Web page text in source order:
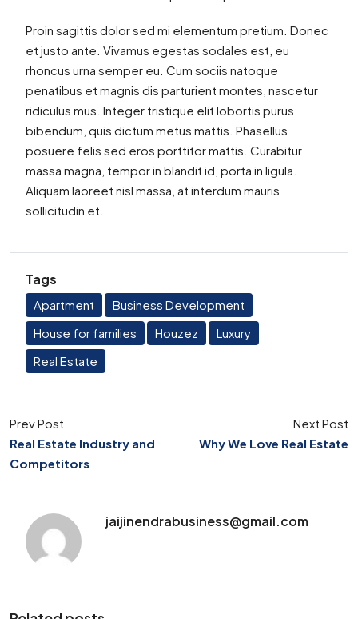
Proin sagittis dolor sed mi elementum pretium. Donec
et justo ante. Vivamus egestas sodales est, eu
rhoncus urna semper eu. Cum sociis natoque
penatibus et magnis dis parturient montes, nascetur
ridiculus mus. Integer tristique elit lobortis purus
bibendum, quis dictum metus mattis. Phasellus
posuere felis sed eros porttitor mattis. Curabitur
massa magna, tempor in blandit id, porta in ligula.
Aliquam laoreet nisl massa, at interdum mauris
sollicitudin et.
Tags
Apartment
Business Development
House for families
Houzez
Luxury
Real Estate
Prev Post
Real Estate Industry and
Competitors
Next Post
Why We Love Real Estate
jaijinendrabusiness@gmail.com